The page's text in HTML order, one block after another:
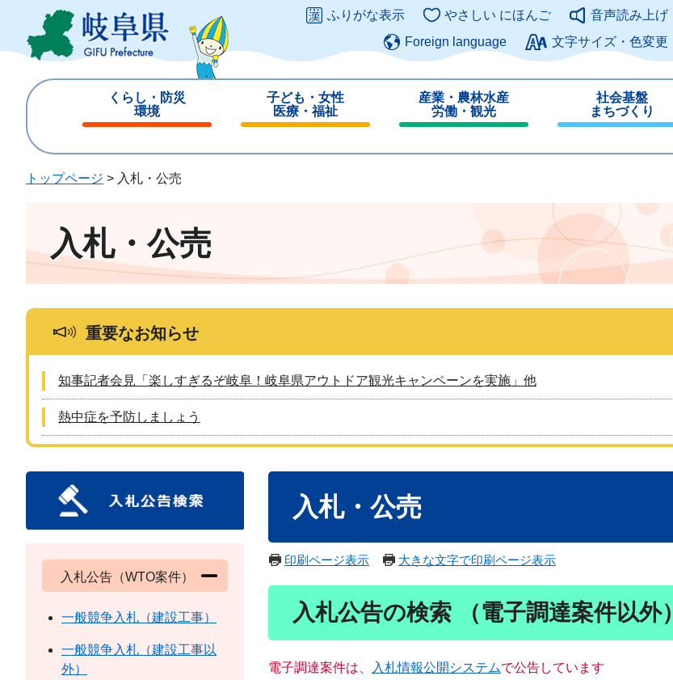
ジ
ュ
このページの本文へ
ふりがな表示 やさしい にほんご
音声読み上げ
Foreign language
文字サイズ・色変更
くらし・防災
環境
じ
子ども・女性
医療・福祉
じ
産業・農林水産
労働・観光
じ
社会基盤
まちづくり
じ
トップページ > 入札・公売
入札・公売
重要なお知らせ
知事記者会見「楽しすぎるぞ岐阜！岐阜県アウトドア観光キャンペーンを実施」他
熱中症を予防しましょう
入札・公売
印刷ページ表示 大きな文字で印刷ページ表示
入札公告の検索 （電子調達案件以外）
電子調達案件は、 入札情報公開システムで公告しています
入札公告（WTO案件）
一般競争入札（建設工事）
一般競争入札（建設工事以
外）